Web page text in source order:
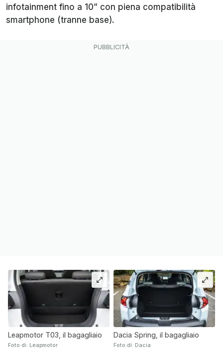
infotainment fino a 10” con piena compatibilità
smartphone (tranne base).
Leapmotor T03, il bagagliaio
Foto di: Leapmotor
Dacia Spring, il bagagliaio
Foto di: Dacia